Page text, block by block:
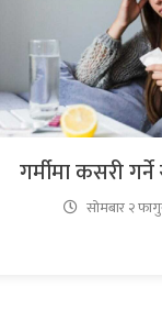
गर्मीमा कसरी
सोमबार २